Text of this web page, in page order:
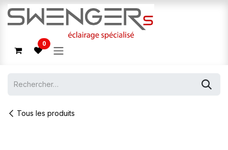
Se rendre au contenu
0
Tous les produits